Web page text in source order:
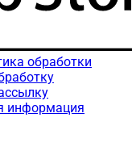
обработки
информация